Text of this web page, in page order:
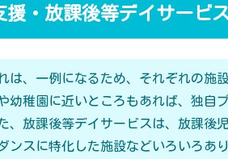
援・放課後等デイサービ
は、一例になるため、それぞれの施
幼稚園に近いところもあれば、独自
、放課後等デイサービスは、放課後
ンスに特化した施設などいろいろあり